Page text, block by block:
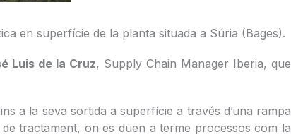
en superfície de la planta situada a Súria (Bages).
Luis de la Cruz, Supply Chain Manager Iberia, que
a la seva sortida a superfície a través d’una rampa
tractament, on es duen a terme processos com la